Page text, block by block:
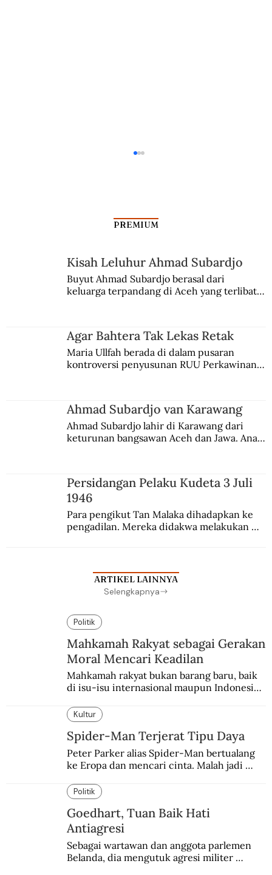
Misteri Seorang Turki dalam Perang
PREMIUM
Kisah Leluhur Ahmad Subardjo
Buyut Ahmad Subardjo berasal dari
keluarga terpandang di Aceh yang terlibat
Agar Bahtera Tak Lekas Retak
Maria Ullfah berada di dalam pusaran
kontroversi penyusunan RUU Perkawinan.
Ahmad Subardjo van Karawang
Ahmad Subardjo lahir di Karawang dari
keturunan bangsawan Aceh dan Jawa. Anak
Persidangan Pelaku Kudeta 3 Juli
1946
Para pengikut Tan Malaka dihadapkan ke
pengadilan. Mereka didakwa melakukan
ARTIKEL LAINNYA
Selengkapnya
Politik
Mahkamah Rakyat sebagai Gerakan
Moral Mencari Keadilan
Mahkamah rakyat bukan barang baru, baik
di isu-isu internasional maupun Indonesia.
pengungkapan kebenaran.
Kultur
Spider-Man Terjerat Tipu Daya
Peter Parker alias Spider-Man bertualang
ke Eropa dan mencari cinta. Malah jadi
Politik
Goedhart, Tuan Baik Hati
Antiagresi
Sebagai wartawan dan anggota parlemen
Belanda, dia mengutuk agresi militer